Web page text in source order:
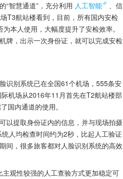
“智慧通道”，充分利用 人工智能
、信
T3航站楼看到，目前，所有国内安检
本人使用，大幅度提升了安检效率。
牌，出示一次身份证，就可以完成安检
识别系统已在全国61个机场，555条安
机场从2016年11月首先在T2航站楼部
国内通道的使用。
以提取身份证内的信息，并与现场拍摄
人均检查时间约为2秒，比起人工验证
间，很多旅客都对人脸识别系统的高效
观性较强的人工查验方式更加稳定可